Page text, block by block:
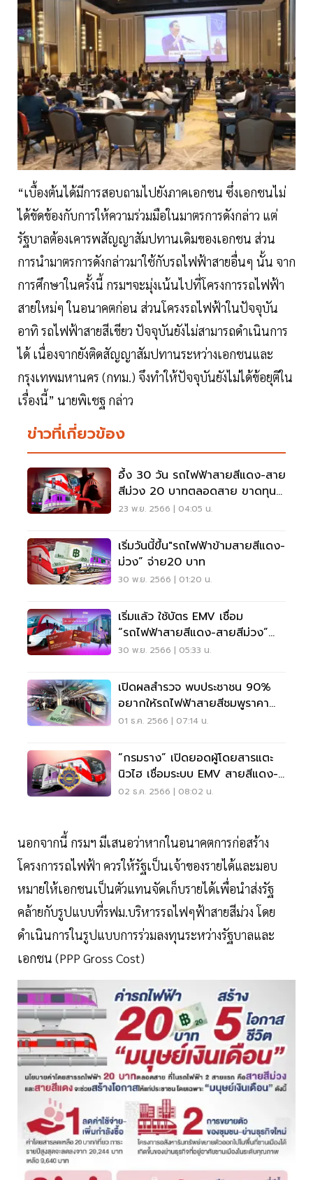
“เบื้องต้นได้มีการสอบถามไปยังภาคเอกชน ซึ่งเอกชนไม่
ได้ขัดข้องกับการให้ความร่วมมือในมาตรการดังกล่าว แต่
รัฐบาลต้องเคารพสัญญาสัมปทานเดิมของเอกชน ส่วน
การนำมาตรการดังกล่าวมาใช้กับรถไฟฟ้าสายอื่นๆ นั้น จาก
การศึกษาในครั้งนี้ กรมฯจะมุ่งเน้นไปที่โครงการรถไฟฟ้า
สายใหม่ๆ ในอนาคตก่อน ส่วนโครงรถไฟฟ้าในปัจจุบัน
อาทิ รถไฟฟ้าสายสีเขียว ปัจจุบันยังไม่สามารถดำเนินการ
ได้ เนื่องจากยังติดสัญญาสัมปทานระหว่างเอกชนและ
กรุงเทพมหานคร (กทม.) จึงทำให้ปัจจุบันยังไม่ได้ข้อยุติใน
เรื่องนี้” นายพิเชฐ กล่าว
ข่าวที่เกี่ยวข้อง
อึ้ง 30 วัน รถไฟฟ้าสายสีแดง-สาย
สีม่วง 20 บาทตลอดสาย ขาดทุน
วันละ 7.4 ล้าน
23 พ.ย. 2566 | 04:05 น.
เริ่มวันนี้ขึ้น"รถไฟฟ้าข้ามสายสีแดง-
ม่วง” จ่าย20 บาท
30 พ.ย. 2566 | 01:20 น.
เริ่มแล้ว ใช้บัตร EMV เชื่อม
“รถไฟฟ้าสายสีแดง-สายสีม่วง”
20 บาทตลอดสาย
30 พ.ย. 2566 | 05:33 น.
เปิดผลสำรวจ พบประชาชน 90%
อยากให้รถไฟฟ้าสายสีชมพูราคา
20 บาท
01 ธ.ค. 2566 | 07:14 น.
“กรมราง” เปิดยอดผู้โดยสารแตะ
นิวไฮ เชื่อมระบบ EMV สายสีแดง-
สายสีม่วง 20 บาท
02 ธ.ค. 2566 | 08:02 น.
นอกจากนี้ กรมฯ มีเสนอว่าหากในอนาคตการก่อสร้าง
โครงการรถไฟฟ้า ควรให้รัฐเป็นเจ้าของรายได้และมอบ
หมายให้เอกชนเป็นตัวแทนจัดเก็บรายได้เพื่อนำส่งรัฐ
คล้ายกับรูปแบบที่รฟม.บริหารรถไฟๆฟ้าสายสีม่วง โดย
ดำเนินการในรูปแบบการร่วมลงทุนระหว่างรัฐบาลและ
เอกชน (PPP Gross Cost)